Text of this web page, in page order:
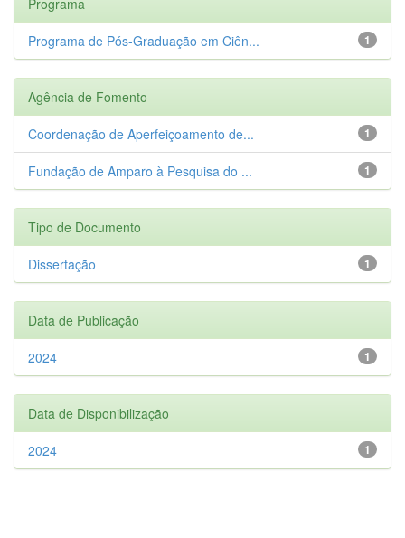
1
Programa de Pós-Graduação em Ciên...
Agência de Fomento
1
Coordenação de Aperfeiçoamento de...
1
Fundação de Amparo à Pesquisa do ...
Tipo de Documento
1
Dissertação
Data de Publicação
1
2024
Data de Disponibilização
1
2024